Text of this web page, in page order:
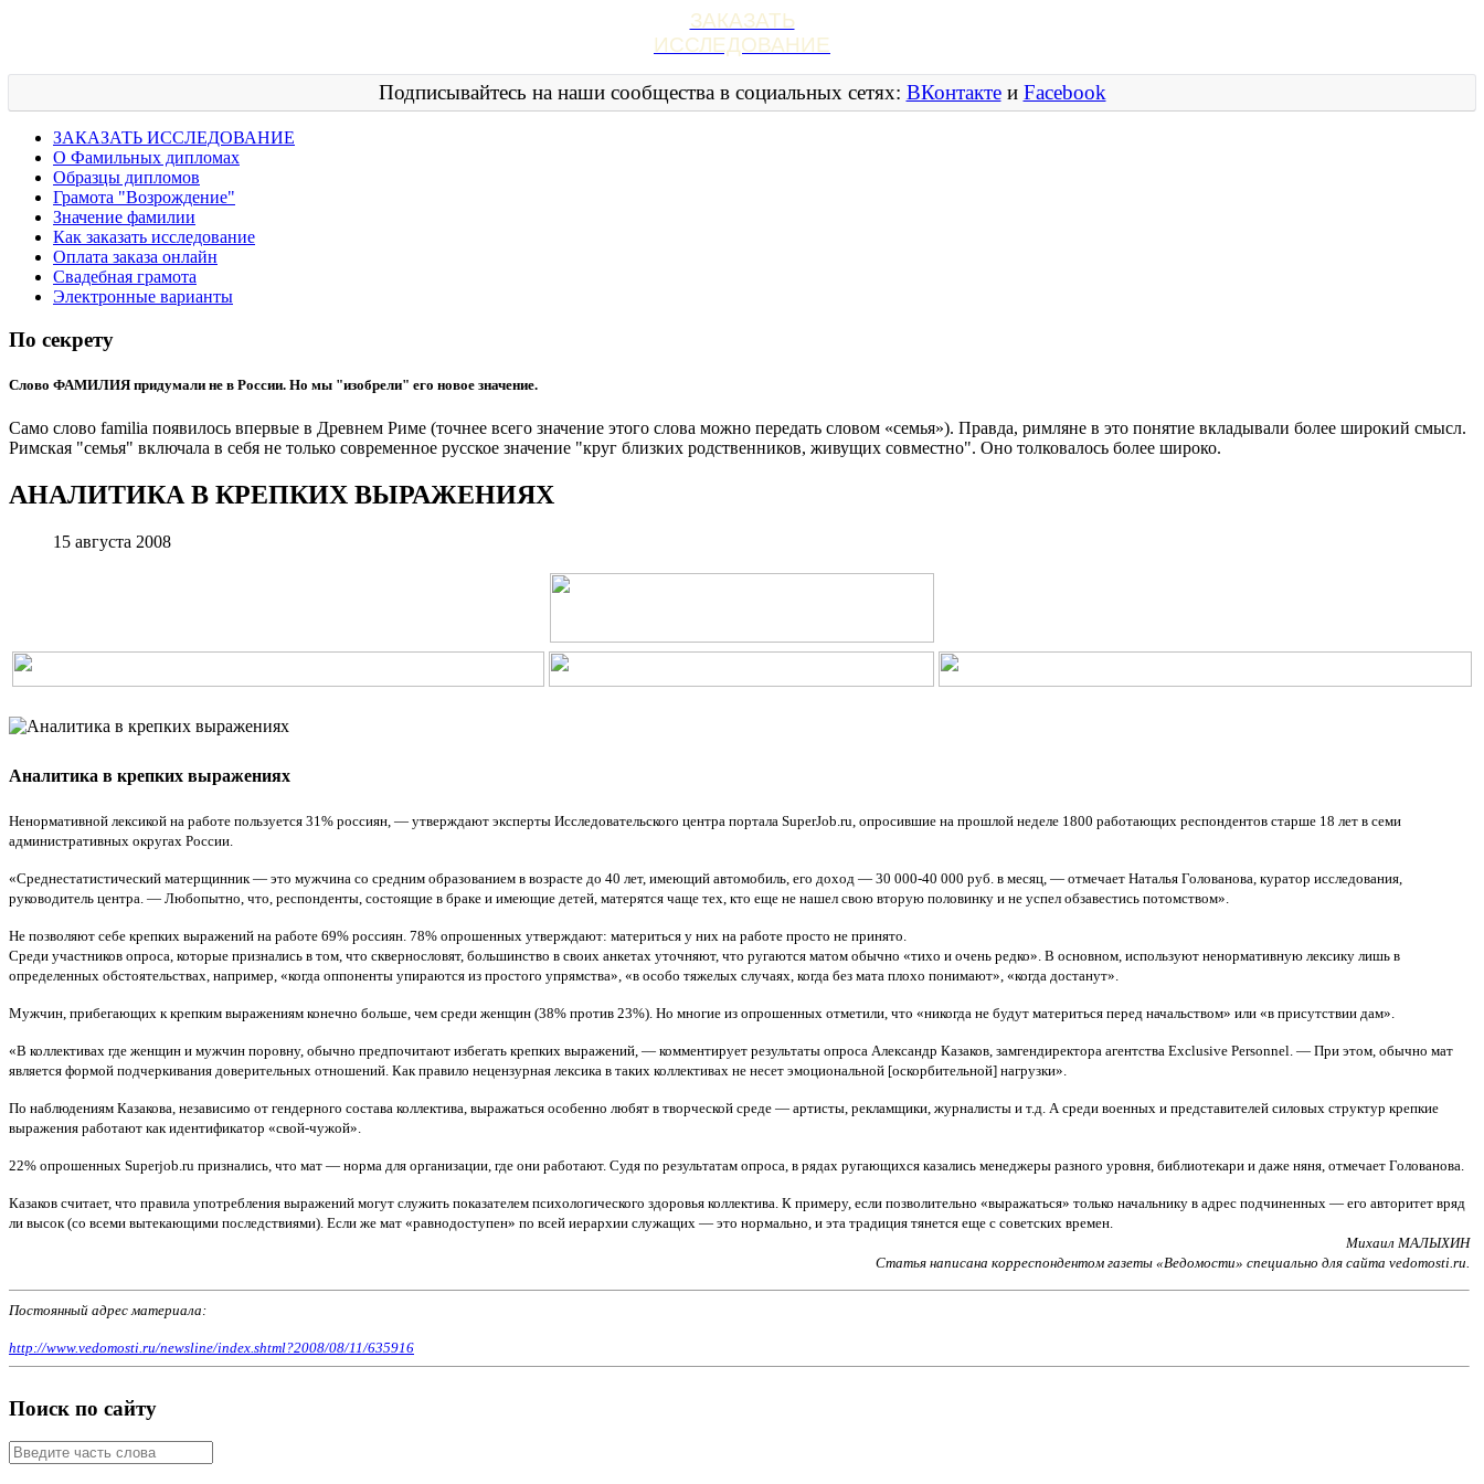
ЗАКАЗАТЬ
ИССЛЕДОВАНИЕ
Подписывайтесь на наши сообщества в социальных сетях: ВКонтактеи Facebook
ЗАКАЗАТЬ ИССЛЕДОВАНИЕ
О Фамильных дипломах
Образцы дипломов
Грамота "Возрождение"
Значение фамилии
Как заказать исследование
Оплата заказа онлайн
Свадебная грамота
Электронные варианты
По секрету
Слово ФАМИЛИЯ придумали не в России. Но мы "изобрели" его новое значение.
Само слово familia появилось впервые в Древнем Риме (точнее всего значение этого слова можно передать словом «семья»). Правда, римляне в это понятие вкладывали более широкий смысл.
Римская "семья" включала в себя не только современное русское значение "круг близких родственников, живущих совместно". Оно толковалось более широко.
АНАЛИТИКА В КРЕПКИХ ВЫРАЖЕНИЯХ
15 августа 2008
Аналитика в крепких выражениях
Ненормативной лексикой на работе пользуется 31% россиян, — утверждают эксперты Исследовательского центра портала SuperJob.ru, опросившие на прошлой неделе 1800 работающих респондентов старше 18 лет в семи
административных округах России.
«Среднестатистический матерщинник — это мужчина со средним образованием в возрасте до 40 лет, имеющий автомобиль, его доход — 30 000-40 000 руб. в месяц, — отмечает Наталья Голованова, куратор исследования,
руководитель центра. — Любопытно, что, респонденты, состоящие в браке и имеющие детей, матерятся чаще тех, кто еще не нашел свою вторую половинку и не успел обзавестись потомством».
Не позволяют себе крепких выражений на работе 69% россиян. 78% опрошенных утверждают: материться у них на работе просто не принято.
Среди участников опроса, которые признались в том, что сквернословят, большинство в своих анкетах уточняют, что ругаются матом обычно «тихо и очень редко». В основном, используют ненормативную лексику лишь в
определенных обстоятельствах, например, «когда оппоненты упираются из простого упрямства», «в особо тяжелых случаях, когда без мата плохо понимают», «когда достанут».
Мужчин, прибегающих к крепким выражениям конечно больше, чем среди женщин (38% против 23%). Но многие из опрошенных отметили, что «никогда не будут материться перед начальством» или «в присутствии дам».
«В коллективах где женщин и мужчин поровну, обычно предпочитают избегать крепких выражений, — комментирует результаты опроса Александр Казаков, замгендиректора агентства Exclusive Personnel. — При этом, обычно мат
является формой подчеркивания доверительных отношений. Как правило нецензурная лексика в таких коллективах не несет эмоциональной [оскорбительной] нагрузки».
По наблюдениям Казакова, независимо от гендерного состава коллектива, выражаться особенно любят в творческой среде — артисты, рекламщики, журналисты и т.д. А среди военных и представителей силовых структур крепкие
выражения работают как идентификатор «свой-чужой».
22% опрошенных Superjob.ru признались, что мат — норма для организации, где они работают. Судя по результатам опроса, в рядах ругающихся казались менеджеры разного уровня, библиотекари и даже няня, отмечает Голованова.
Казаков считает, что правила употребления выражений могут служить показателем психологического здоровья коллектива. К примеру, если позволительно «выражаться» только начальнику в адрес подчиненных — его авторитет вряд
ли высок (со всеми вытекающими последствиями). Если же мат «равнодоступен» по всей иерархии служащих — это нормально, и эта традиция тянется еще с советских времен.
Михаил МАЛЫХИН
Статья написана корреспондентом газеты «Ведомости» специально для сайта vedomosti.ru.
Постоянный адрес материала:
http://www.vedomosti.ru/newsline/index.shtml?2008/08/11/635916
Поиск по сайту